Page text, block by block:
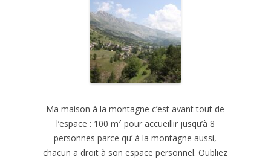
Ma maison à la montagne c’est avant tout de
l’espace : 100 m² pour accueillir jusqu’à 8
personnes parce qu’ à la montagne aussi,
chacun a droit à son espace personnel. Oubliez